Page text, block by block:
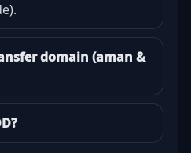
domain (aman &